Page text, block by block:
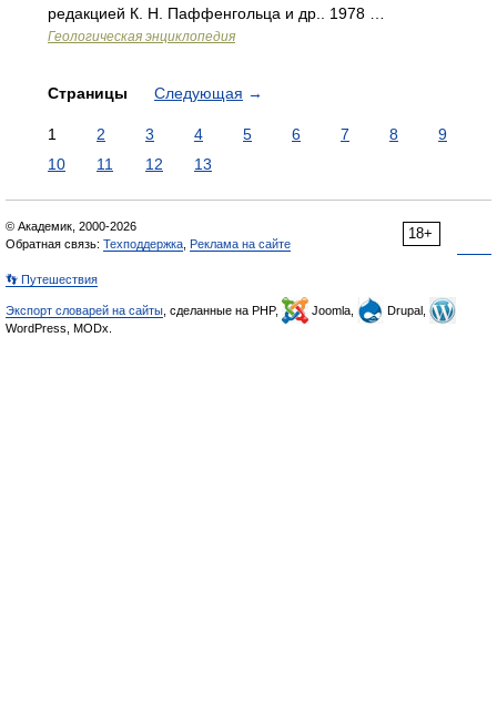
редакцией К. Н. Паффенгольца и др.. 1978 …
Геологическая энциклопедия
Страницы Следующая →
1 2 3 4 5 6 7 8
9
10
11 12 13
18+
© Академик, 2000-2026
Обратная связь: Техподдержка Реклама на сайте
👣 Путешествия
Экспорт словарей на сайты , сделанные на PHP, Joomla,
Drupal,
WordPress, MODx.